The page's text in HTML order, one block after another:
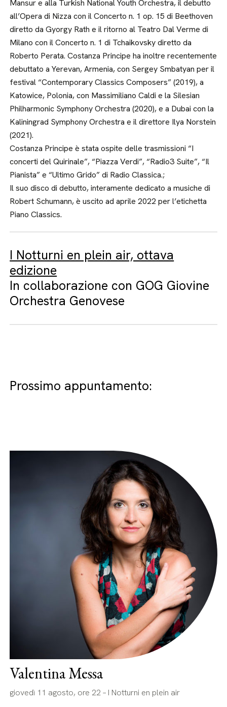
Mansur e alla Turkish National Youth Orchestra, il debutto
all’Opera di Nizza con il Concerto n. 1 op. 15 di Beethoven
diretto da Gyorgy Rath e il ritorno al Teatro Dal Verme di
Milano con il Concerto n. 1 di Tchaikovsky diretto da
Roberto Perata. Costanza Principe ha inoltre recentemente
debuttato a Yerevan, Armenia, con Sergey Smbatyan per il
festival “Contemporary Classics Composers” (2019), a
Katowice, Polonia, con Massimiliano Caldi e la Silesian
Philharmonic Symphony Orchestra (2020), e a Dubai con la
Kaliningrad Symphony Orchestra e il direttore Ilya Norstein
(2021).
Costanza Principe è stata ospite delle trasmissioni “I
concerti del Quirinale”, “Piazza Verdi”, “Radio3 Suite”, “Il
Pianista” e “Ultimo Grido” di Radio Classica.;
Il suo disco di debutto, interamente dedicato a musiche di
Robert Schumann, è uscito ad aprile 2022 per l’etichetta
Piano Classics.
I Notturni en plein air, ottava
edizione
In collaborazione con GOG Giovine
Orchestra Genovese
Prossimo appuntamento:
Valentina Messa
giovedì 11 agosto, ore 22 – I Notturni en plein air